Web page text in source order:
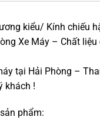
kiểu/ Kính chiếu
Xe Máy – Chất liệu
tại Hải Phòng –
khách !
phẩm: